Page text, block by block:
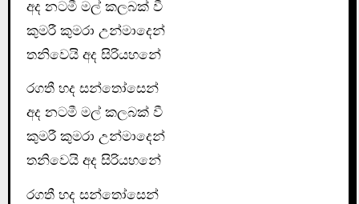
අද නටමී මල් කලබක් වී
කුමරී කුමරා උන්මාදෙන්
තනිවෙයි අද සිරියහනේ
රගතී හද සන්තෝසෙන්
අද නටමී මල් කලබක් වී
කුමරී කුමරා උන්මාදෙන්
තනිවෙයි අද සිරියහනේ
රගතී හද සන්තෝසෙන්